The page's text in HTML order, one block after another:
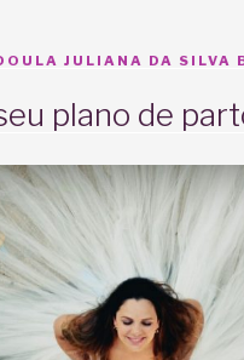
JULIANA DA SILVA
plano de